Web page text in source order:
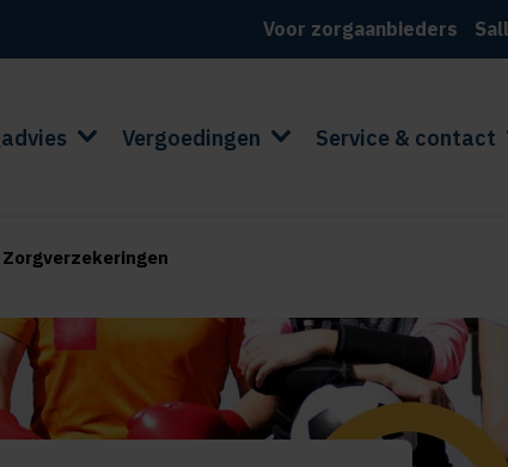
Voor zorgaanbieders
Vergoedingen Service & contact